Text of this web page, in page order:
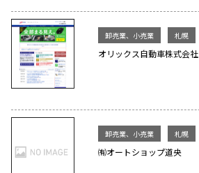
卸売業、小売業 札幌
オリックス自動車株式会社
卸売業、小売業 札幌
㈲オートショップ道央